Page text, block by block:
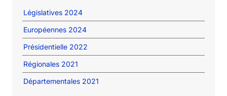
Législatives 2024
Européennes 2024
Présidentielle 2022
Régionales 2021
Départementales 2021